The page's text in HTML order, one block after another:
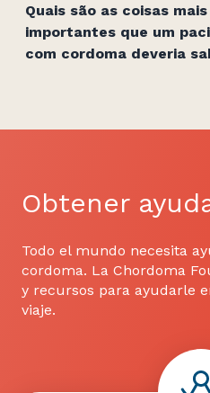
Quais são as coisas mais
importantes que um
com cordoma deveria
Obtener
Todo el mundo necesita
cordoma. La Chordoma
y recursos para ayudarle
viaje.